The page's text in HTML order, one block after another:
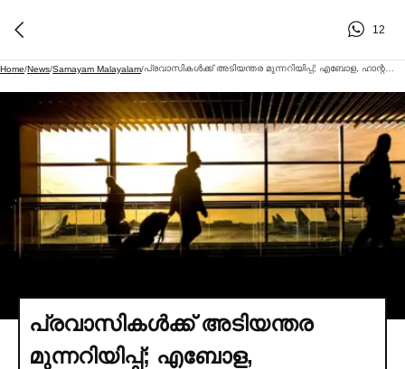
12
Home/News/Samayam Malayalam/
പ്രവാസികള്‍ക്ക് അടിയന്തര
മുന്നറിയിപ്പ്; എബോള,